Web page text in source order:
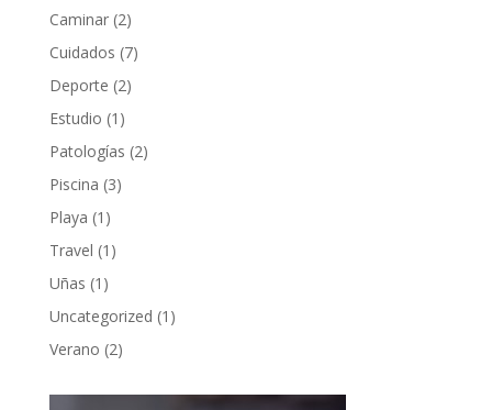
Caminar(2)
Cuidados (7)
Deporte (2)
Estudio (1)
Patologías (2)
Piscina (3)
Playa (1)
Travel (1)
Uñas (1)
Uncategorized (1)
Verano (2)